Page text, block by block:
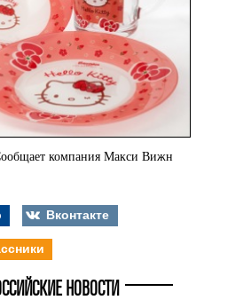
компания Макси Вижн
Вконтакте
НОВОСТИ